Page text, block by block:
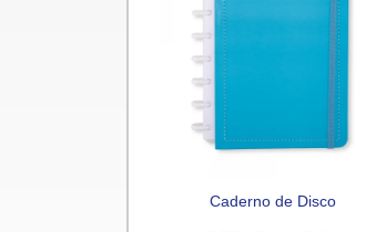
Caderno de Disco